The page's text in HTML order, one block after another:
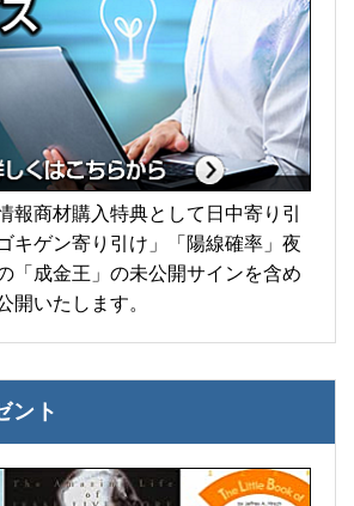
報商材購入特典として日中寄り引
キゲン寄り引け」「陽線確率」夜
「成金王」の未公開サインを含め
開いたします。
ント